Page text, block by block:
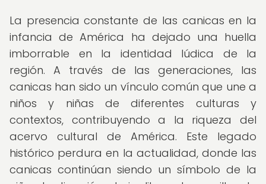
La presencia constante de las canicas en la
infancia de América ha dejado una huella
imborrable en la identidad lúdica de la
región. A través de las generaciones, las
canicas han sido un vínculo común que une a
niños y niñas de diferentes culturas y
contextos, contribuyendo a la riqueza del
acervo cultural de América. Este legado
histórico perdura en la actualidad, donde las
canicas continúan siendo un símbolo de la